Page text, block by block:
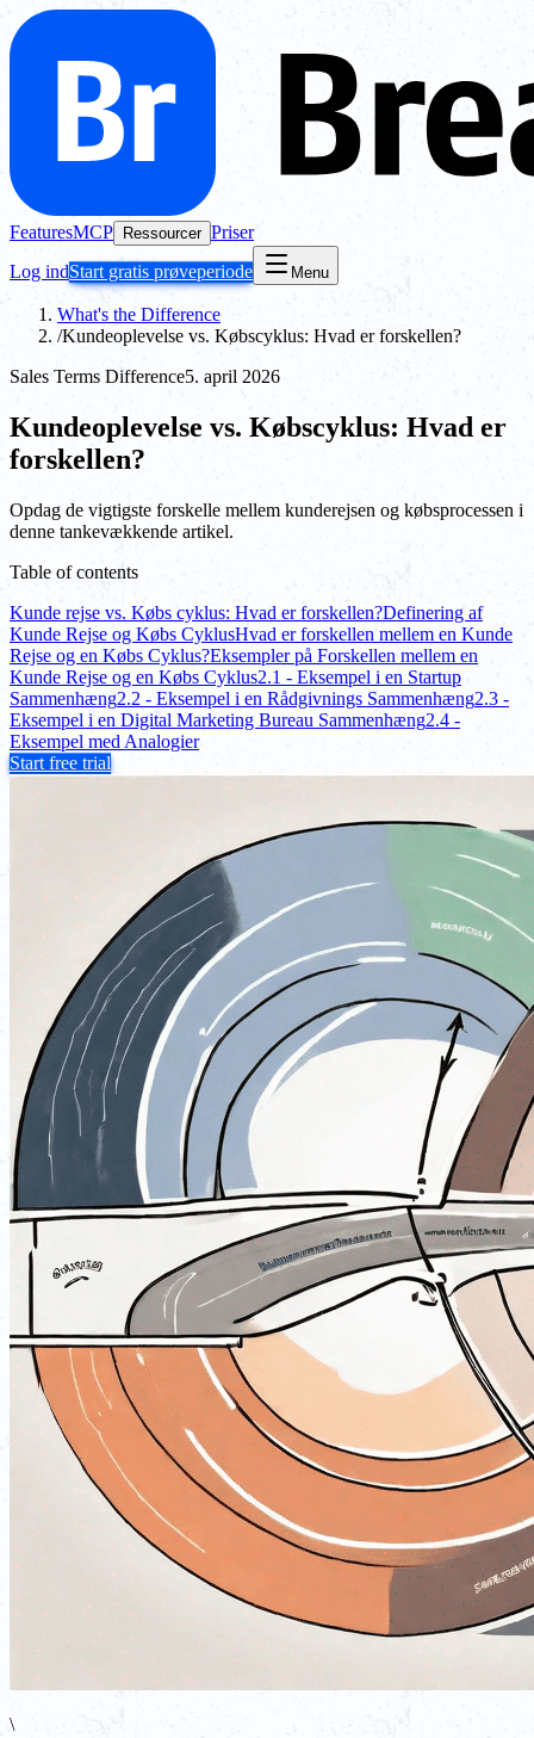
FeaturesMCP Ressourcer Priser
Log indStart gratis prøveperiode Menu
What's the Difference
/Kundeoplevelse vs. Købscyklus: Hvad er forskellen?
Sales Terms Difference5. april 2026
Kundeoplevelse vs. Købscyklus: Hvad er
forskellen?
Opdag de vigtigste forskelle mellem kunderejsen og købsprocessen i
denne tankevækkende artikel.
Table of contents
Kunde rejse vs. Købs cyklus: Hvad er forskellen?Definering af
Kunde Rejse og Købs CyklusHvad er forskellen mellem en Kunde
Rejse og en Købs Cyklus?Eksempler på Forskellen mellem en
Kunde Rejse og en Købs Cyklus2.1 - Eksempel i en Startup
Sammenhæng2.2 - Eksempel i en Rådgivnings Sammenhæng2.3 -
Eksempel i en Digital Marketing Bureau Sammenhæng2.4 -
Eksempel med Analogier
Start free trial
\